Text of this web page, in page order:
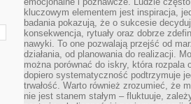
kluczowym elementem jest inspiracja,
badania pokazują, że o sukcesie
konsekwencja, rytuały oraz dobrze
nawyki. To one pozwalają przejść od
działania, od planowania do realizacji.
można porównać do iskry, która rozpala
dopiero systematyczność podtrzymuje
trwałość. Warto również zrozumieć, że
nie jest stanem stałym – fluktuuje,